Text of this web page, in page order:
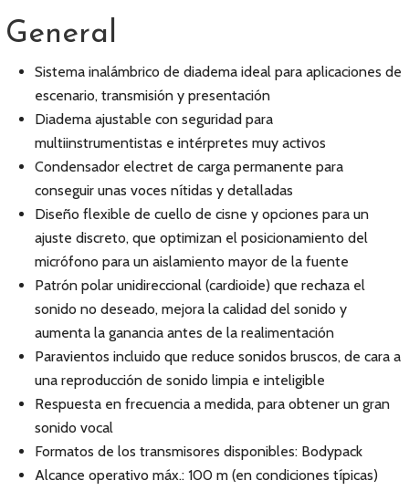
General
Sistema inalámbrico de diadema ideal para aplicaciones de
escenario, transmisión y presentación
Diadema ajustable con seguridad para
multiinstrumentistas e intérpretes muy activos
Condensador electret de carga permanente para
conseguir unas voces nítidas y detalladas
Diseño flexible de cuello de cisne y opciones para un
ajuste discreto, que optimizan el posicionamiento del
micrófono para un aislamiento mayor de la fuente
Patrón polar unidireccional (cardioide) que rechaza el
sonido no deseado, mejora la calidad del sonido y
aumenta la ganancia antes de la realimentación
Paravientos incluido que reduce sonidos bruscos, de cara a
una reproducción de sonido limpia e inteligible
Respuesta en frecuencia a medida, para obtener un gran
sonido vocal
Formatos de los transmisores disponibles: Bodypack
Alcance operativo máx.: 100 m (en condiciones típicas)